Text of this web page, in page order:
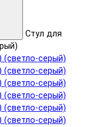
Стул для